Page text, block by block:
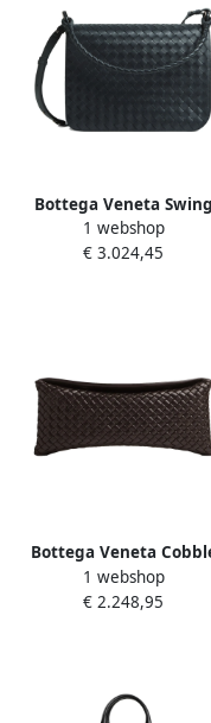
Bottega Veneta Swing
Messenger Tas Blue
1 webshop
€ 3.024,45
Bottega Veneta
Clutch Tas Fondant
Vrouwen Brown Dames
1 webshop
€ 2.248,95